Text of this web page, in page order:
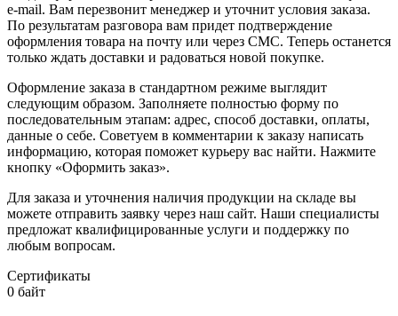
e-mail. Вам перезвонит менеджер и уточнит условия заказа.
По результатам разговора вам придет подтверждение
оформления товара на почту или через СМС. Теперь останется
только ждать доставки и радоваться новой покупке.
Оформление заказа в стандартном режиме выглядит
следующим образом. Заполняете полностью форму по
последовательным этапам: адрес, способ доставки, оплаты,
данные о себе. Советуем в комментарии к заказу написать
информацию, которая поможет курьеру вас найти. Нажмите
кнопку «Оформить заказ».
Для заказа и уточнения наличия продукции на складе вы
можете отправить заявку через наш сайт. Наши специалисты
предложат квалифицированные услуги и поддержку по
любым вопросам.
Сертификаты
0 байт